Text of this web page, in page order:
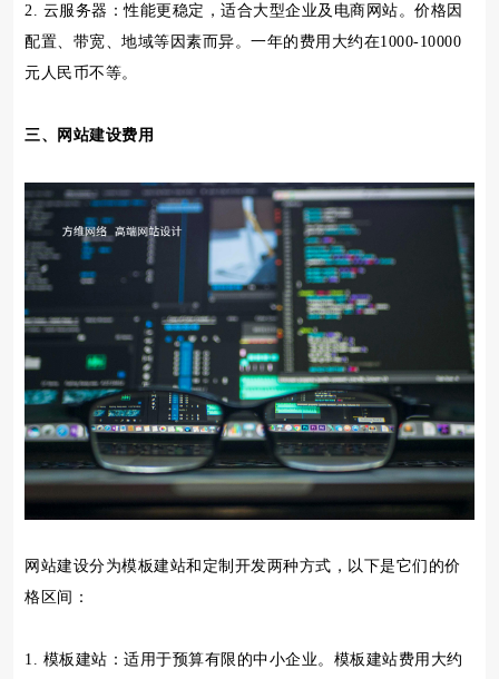
2. 云服务器：性能更稳定，适合大型企业及电商网站。价格因
配置、带宽、地域等因素而异。一年的费用大约在1000-10000
元人民币不等。
三、网站建设费用
网站建设分为模板建站和定制开发两种方式，以下是它们的价
格区间：
1. 模板建站：适用于预算有限的中小企业。模板建站费用大约